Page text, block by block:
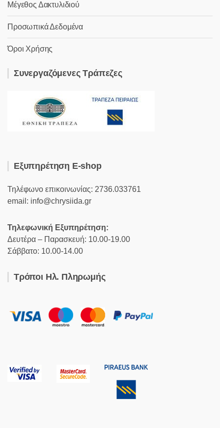
Μέγεθος Δακτυλιδιού
Προσωπικά Δεδομένα
Όροι Χρήσης
Συνεργαζόμενες Τράπεζες
Εξυπηρέτηση E-shop
Τηλέφωνο επικοινωνίας: 2736.033761
email: info@chrysiida.gr
Τηλεφωνική Εξυπηρέτηση:
Δευτέρα – Παρασκευή: 10.00-19.00
Σάββατο: 10.00-14.00
Τρόποι Ηλ. Πληρωμής